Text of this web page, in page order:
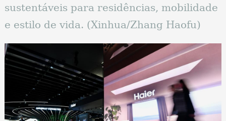
sustentáveis ​​para residências, mobilidade
e estilo de vida. (Xinhua/Zhang Haofu)